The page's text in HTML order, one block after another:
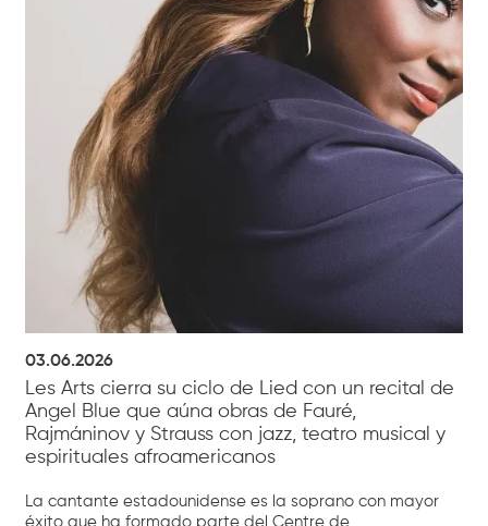
03.06.2026
Les Arts cierra su ciclo de Lied con un recital de
Angel Blue que aúna obras de Fauré,
Rajmáninov y Strauss con jazz, teatro musical y
espirituales afroamericanos
La cantante estadounidense es la soprano con mayor
éxito que ha formado parte del Centre de